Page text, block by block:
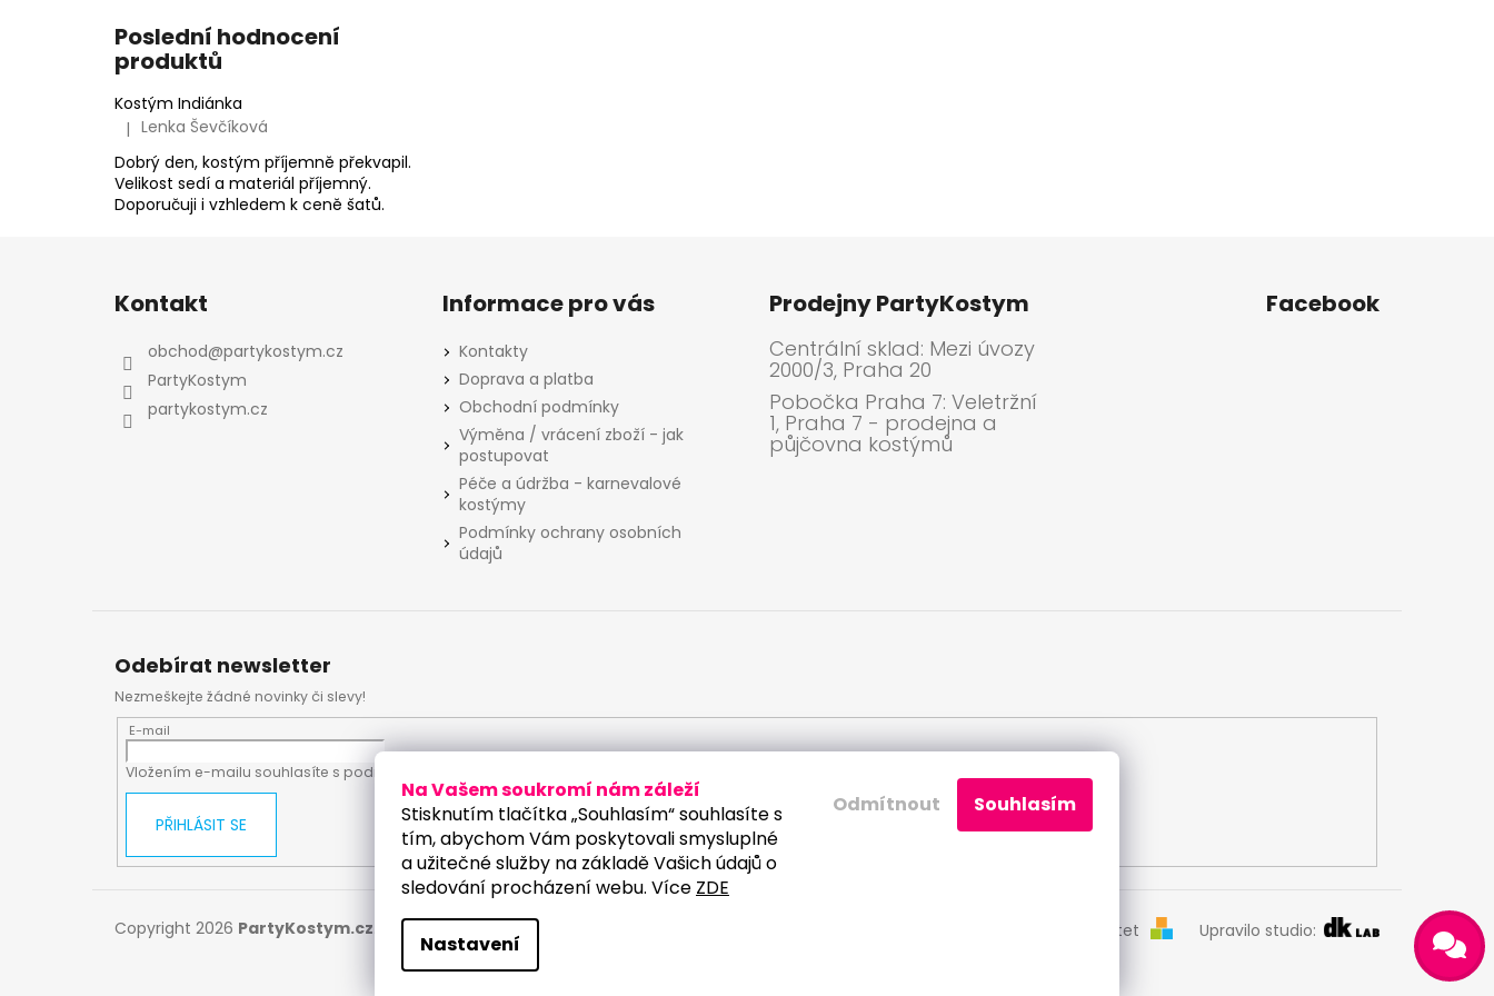
Na Vašem soukromí nám záleží
Stisknutím tlačítka „Souhlasím“ souhlasíte s
tím, abychom Vám poskytovali smysluplné
a užitečné služby na základě Vašich údajů o
sledování procházení webu. Více ZDE
Nastavení
Odmítnout Souhlasím
Poslední hodnocení
produktů
Kostým Indiánka
Hodnocení produktu je 5 z 5 hvězdiček.
| Lenka Ševčíková
Dobrý den, kostým příjemně překvapil.
Velikost sedí a materiál příjemný.
Doporučuji i vzhledem k ceně šatů.
Odebírat newsletter
Nezmeškejte žádné novinky či slevy!
E-mail
Vložením e-mailu souhlasíte s podmínkami ochrany osobních údajů
PŘIHLÁSIT SE
Kontakt
obchod@partykostym.cz
PartyKostym
partykostym.cz
Informace pro vás
Kontakty
Doprava a platba
Obchodní podmínky
Výměna / vrácení zboží - jak
postupovat
Péče a údržba - karnevalové
kostýmy
Podmínky ochrany osobních
údajů
Prodejny PartyKostym
Centrální sklad: Mezi úvozy
2000/3, Praha 20
Pobočka Praha 7: Veletržní
1, Praha 7 - prodejna a
půjčovna kostýmů
Facebook
Vytvořil Shoptet Upravilo studio:
Copyright 2026 PartyKostym.cz . Všechna práva vyhrazena.
Odeslat